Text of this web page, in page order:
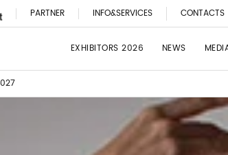
PARTNER INFO&SERVICES CONTACTS
EXHIBITORS 2026 NEWS